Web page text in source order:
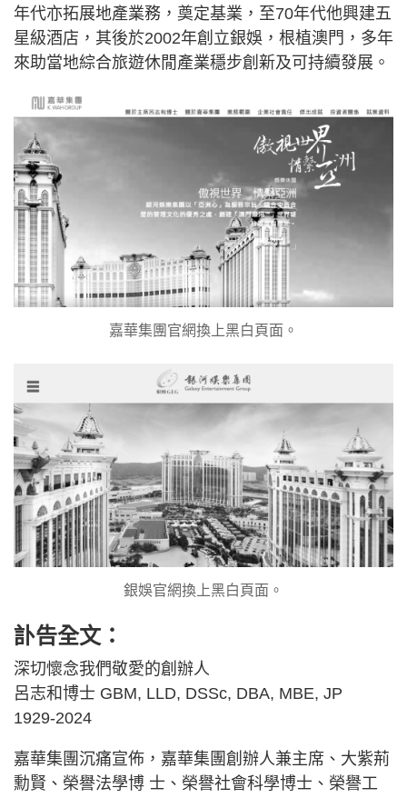
年代亦拓展地產業務，奠定基業，至70年代他興建五
星級酒店，其後於2002年創立銀娛，根植澳門，多年
來助當地綜合旅遊休閒產業穩步創新及可持續發展。
嘉華集團官網換上黑白頁面。
銀娛官網換上黑白頁面。
訃告全文：
深切懷念我們敬愛的創辦人
呂志和博士 GBM, LLD, DSSc, DBA, MBE, JP
1929-2024
嘉華集團沉痛宣佈，嘉華集團創辦人兼主席、大紫荊
勳賢、榮譽法學博 士、榮譽社會科學博士、榮譽工